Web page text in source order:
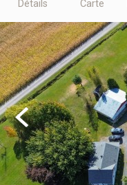
Détails Carte
Previous